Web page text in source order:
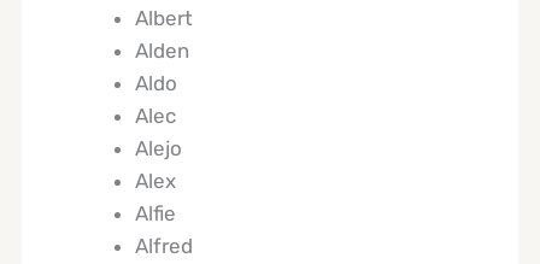
Albert
Alden
Aldo
Alec
Alejo
Alex
Alfie
Alfred